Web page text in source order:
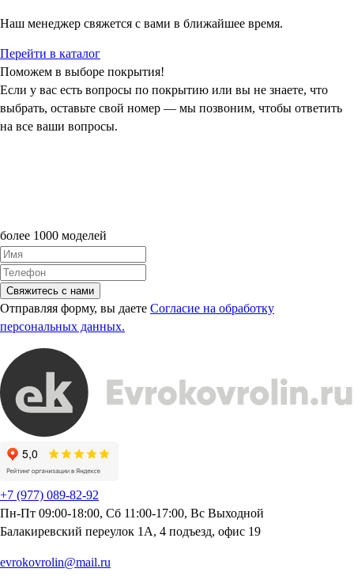
Наш менеджер свяжется с вами в ближайшее время.
Перейти в каталог
Поможем в выборе покрытия!
Если у вас есть вопросы по покрытию или вы не знаете, что
выбрать, оставьте свой номер — мы позвоним, чтобы ответить
на все ваши вопросы.
более 1000 моделей
Свяжитесь с нами
Отправляя форму, вы даете Согласие на обработку
персональных данных.
+7 (977) 089-82-92
Пн-Пт 09:00-18:00, Сб 11:00-17:00, Вс Выходной
Балакиревский переулок 1А, 4 подъезд, офис 19
evrokovrolin@mail.ru